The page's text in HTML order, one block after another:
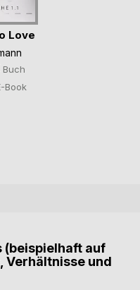
Love
Buch
Book
(beispielhaft auf
Verhältnisse und